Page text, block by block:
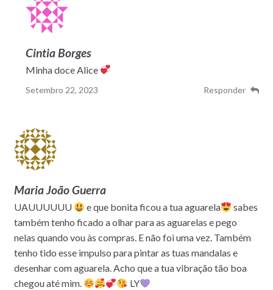
Cintia Borges
Minha doce Alice
Setembro 22, 2023 Responder
Maria João Guerra
UAUUUUUU e que bonita ficou a tua aguarela
sabes
também tenho ficado a olhar para as aguarelas e pego
nelas quando vou às compras. E não foi uma vez. Também
tenho tido esse impulso para pintar as tuas mandalas e
desenhar com aguarela. Acho que a tua vibração tão boa
chegou até mim.
LY